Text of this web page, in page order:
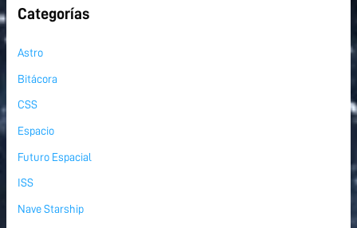
Categorías
Astro
Bitácora
CSS
Espacio
Futuro Espacial
ISS
Nave Starship